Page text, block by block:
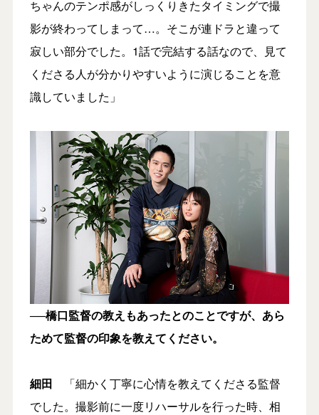
ちゃんのテンポ感がしっくりきたタイミングで撮
影が終わってしまって…。そこが連ドラと違って
寂しい部分でした。1話で完結する話なので、見て
くださる人が分かりやすいように演じることを意
識していました」
──橋口監督の教えもあったとのことですが、あら
ためて監督の印象を教えてください。
細田 「細かく丁寧に心情を教えてくださる監督
でした。撮影前に一度リハーサルを行った時、相